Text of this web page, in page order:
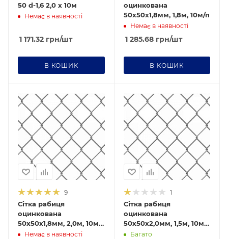
50 d-1,6 2,0 х 10м
Немає в наявності
1 171.32 грн/шт
В КОШИК
оцинкована
50х50х1,8мм, 1,8м, 10м/п
Немає в наявності
1 285.68грн/шт
В КОШИК
Новинка
Да
9
Сітка рабиця
оцинкована
50х50х1,8мм, 2,0м, 10м/
п Немає в наявності
Новинка
Да
1
Сітка рабиця
оцинкована
50х50х2,0мм, 1,5м, 10м/
п Багато